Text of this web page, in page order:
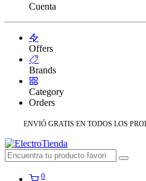
Cuenta
Offers
Brands
Category
Orders
ENVIÓ GRATIS EN TODOS LOS
0